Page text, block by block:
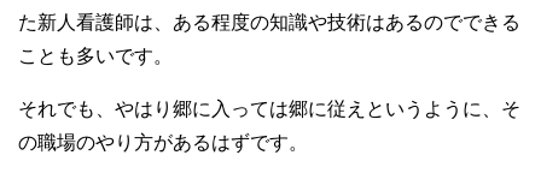
た新人看護師は、ある程度の知識や技術はあるのでできる
ことも多いです。
それでも、やはり郷に入っては郷に従えというように、そ
の職場のやり方があるはずです。